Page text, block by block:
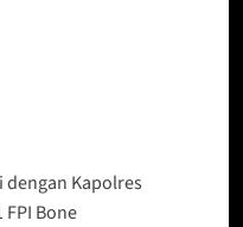
Kapolres
Bone